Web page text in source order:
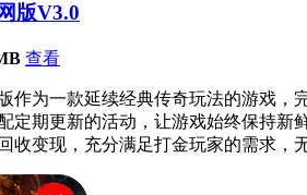
版V3.0
查看
作为一款延续经典传奇玩法的游戏
定期更新的活动，让游戏始终保持新
收变现，充分满足打金玩家的需求，